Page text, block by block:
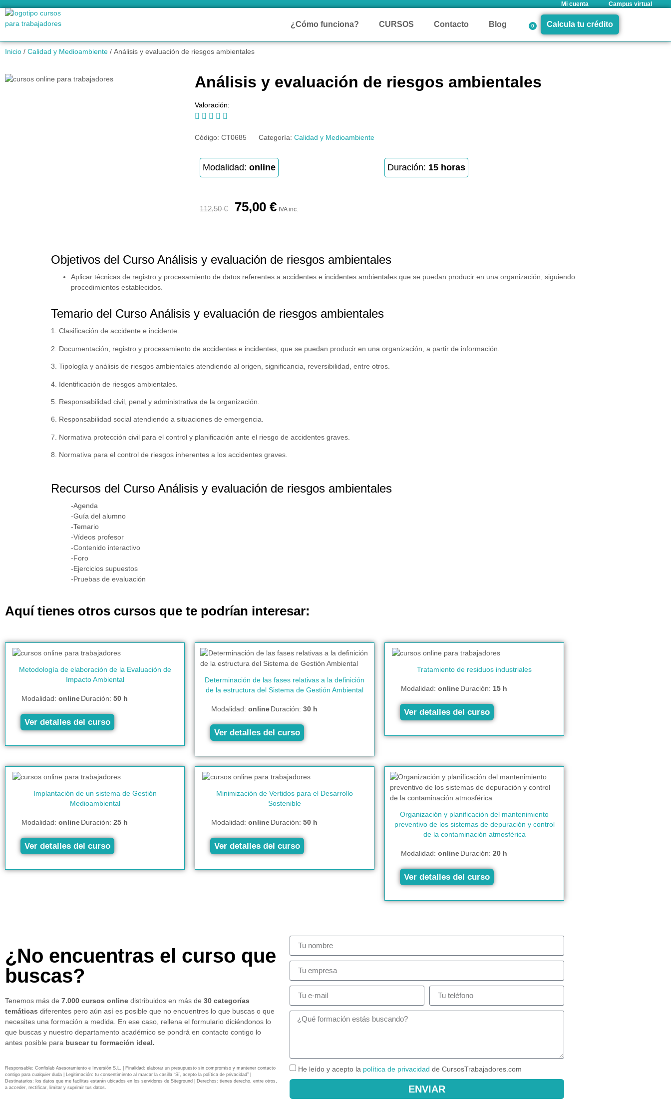
Mi cuenta Campus virtual
¿Cómo funciona? CURSOS Contacto Blog 0 Calcula tu crédito
Inicio / Calidad y Medioambiente / Análisis y evaluación de riesgos ambientales
Análisis y evaluación de riesgos ambientales
Valoración:
    
Código: CT0685 Categoría: Calidad y Medioambiente
Modalidad: online Duración: 15 horas
112,50€ 75,00 € IVA inc.
Objetivos del Curso Análisis y evaluación de riesgos ambientales
Aplicar técnicas de registro y procesamiento de datos referentes a accidentes e incidentes ambientales que se puedan producir en una organización, siguiendo
procedimientos establecidos.
Temario del Curso Análisis y evaluación de riesgos ambientales
1. Clasificación de accidente e incidente.
2. Documentación, registro y procesamiento de accidentes e incidentes, que se puedan producir en una organización, a partir de información.
3. Tipología y análisis de riesgos ambientales atendiendo al origen, significancia, reversibilidad, entre otros.
4. Identificación de riesgos ambientales.
5. Responsabilidad civil, penal y administrativa de la organización.
6. Responsabilidad social atendiendo a situaciones de emergencia.
7. Normativa protección civil para el control y planificación ante el riesgo de accidentes graves.
8. Normativa para el control de riesgos inherentes a los accidentes graves.
Recursos del Curso Análisis y evaluación de riesgos ambientales
-Agenda
-Guía del alumno
-Temario
-Vídeos profesor
-Contenido interactivo
-Foro
-Ejercicios supuestos
-Pruebas de evaluación
Aquí tienes otros cursos que te podrían interesar:
Metodología de elaboración de la Evaluación de
Impacto Ambiental
Modalidad: onlineDuración: 50 h
Ver detalles del curso
Determinación de las fases relativas a la definición
de la estructura del Sistema de Gestión Ambiental
Modalidad: onlineDuración: 30 h
Ver detalles del curso
Tratamiento de residuos industriales
Modalidad: onlineDuración: 15 h
Ver detalles del curso
Implantación de un sistema de Gestión
Medioambiental
Modalidad: onlineDuración: 25 h
Ver detalles del curso
Minimización de Vertidos para el Desarrollo
Sostenible
Modalidad: onlineDuración: 50 h
Ver detalles del curso
Organización y planificación del mantenimiento
preventivo de los sistemas de depuración y control
de la contaminación atmosférica
Modalidad: onlineDuración: 20 h
Ver detalles del curso
¿No encuentras el curso que
buscas?
Tenemos más de 7.000 cursos online distribuidos en más de 30 categorías
temáticas diferentes pero aún así es posible que no encuentres lo que buscas o que
necesites una formación a medida. En ese caso, rellena el formulario diciéndonos lo
que buscas y nuestro departamento académico se pondrá en contacto contigo lo
antes posible para buscar tu formación ideal.
Responsable: Confislab Asesoramiento e Inversión S.L. | Finalidad: elaborar un presupuesto sin compromiso y mantener contacto
contigo para cualquier duda | Legitimación: tu consentimiento al marcar la casilla “Sí, acepto la política de privacidad” |
Destinatarios: los datos que me facilitas estarán ubicados en los servidores de Siteground | Derechos: tienes derecho, entre otros,
a acceder, rectificar, limitar y suprimir tus datos.
He leído y acepto la política de privacidad de CursosTrabajadores.com
ENVIAR